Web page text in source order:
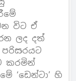
විට ඒ
ලද දත්
කරමින්
‘ඩෙන්ටා’ හි